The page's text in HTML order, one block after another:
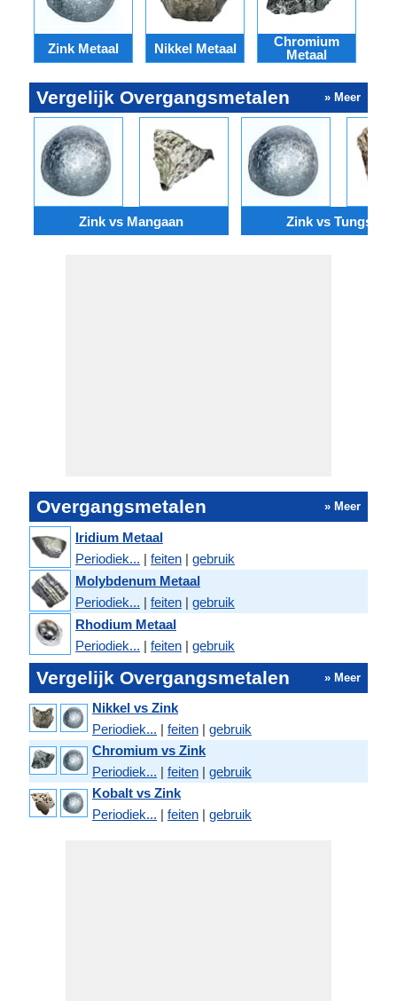
Zink Metaal Nikkel Metaal
Chromium
Metaal
Vergelijk Overgangsmetalen » Meer
Zink vs Mangaan Zink vs Tungsten
Overgangsmetalen » Meer
Iridium Metaal
Periodiek... | feiten | gebruik
Molybdenum Metaal
Periodiek... | feiten | gebruik
Rhodium Metaal
Periodiek... | feiten | gebruik
Vergelijk Overgangsmetalen » Meer
Nikkel vs Zink
Periodiek... | feiten | gebruik
Chromium vs Zink
Periodiek... | feiten | gebruik
Kobalt vs Zink
Periodiek... | feiten | gebruik